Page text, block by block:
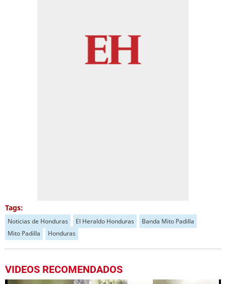
Tags:
Noticias de Honduras El Heraldo Honduras
Banda Mito Padilla
Mito Padilla
Honduras
VIDEOS RECOMENDADOS